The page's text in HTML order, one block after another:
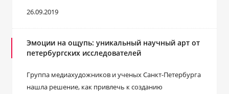
26.09.2019
Эмоции на ощупь: уникальный научный арт от
петербургских исследователей
Группа медиахудожников и ученых Санкт-Петербурга
нашла решение, как привлечь к созданию